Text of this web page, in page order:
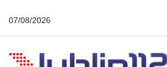
07/08/2026